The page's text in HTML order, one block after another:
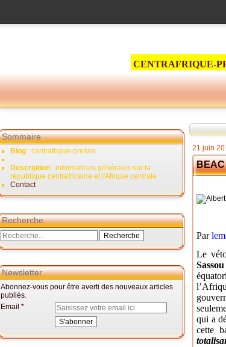
CENTRAFRIQUE-
Sommaire
Blog : centrafrique-presse
Description : informations générales sur la
république centrafricaine et l'Afrique centrale
Contact
Recherche
Newsletter
Abonnez-vous pour être averti des nouveaux articles
publiés.
Email
21 juin
Par
Le
qui a
cette